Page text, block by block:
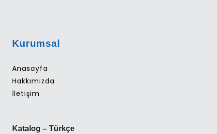
Kurumsal
Anasayfa
Hakkımızda
İletişim
Katalog – Türkçe